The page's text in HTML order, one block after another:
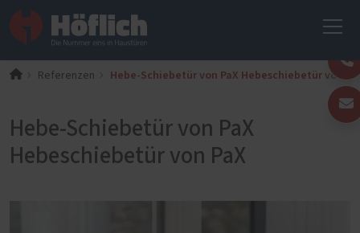
Referenzen Hebe-Schiebetür von PaX Hebeschiebetür von
Hebe-Schiebetür von PaX
Hebeschiebetür von PaX